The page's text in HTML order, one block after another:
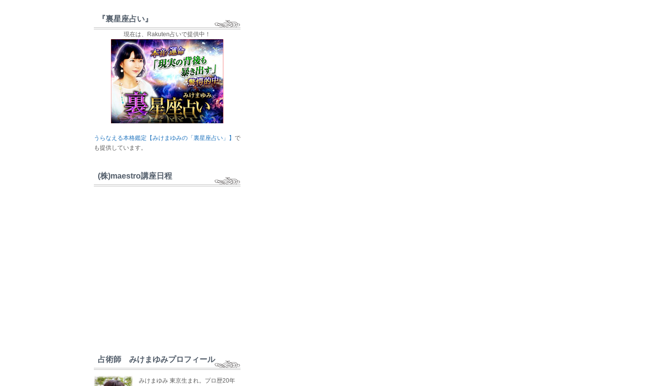
『裏星座占い』
現在は、Rakuten占いで提供中！
うらなえる本格鑑定【みけまゆみの「裏星座占い」】 で
も提供しています。
(株)maestro講座日程
占術師 みけまゆみプロフィール
みけまゆみ 東京生まれ。プロ歴20年